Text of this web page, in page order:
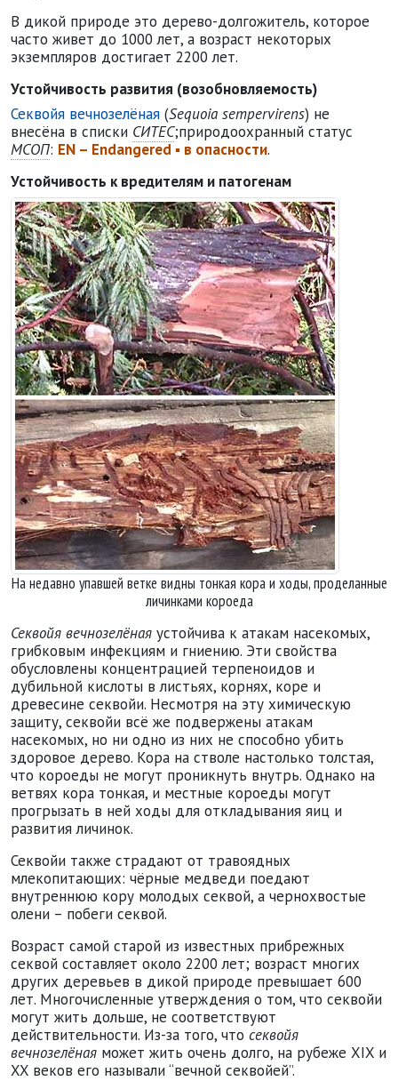
В дикой природе это дерево-долгожитель, которое
часто живет до 1000 лет, а возраст некоторых
экземпляров достигает 2200 лет.
Устойчивость развития (возобновляемость)
Секвойя вечнозелёная (Sequoia sempervirens) не
внесёна в списки СИТЕС;природоохранный статус
МСОП: EN – Endangered ▪ в опасности.
Устойчивость к вредителям и патогенам
На недавно упавшей ветке видны тонкая кора и ходы, проделанные
личинками короеда
Секвойя вечнозелёная устойчива к атакам насекомых,
грибковым инфекциям и гниению. Эти свойства
обусловлены концентрацией терпеноидов и
дубильной кислоты в листьях, корнях, коре и
древесине секвойи. Несмотря на эту химическую
защиту, секвойи всё же подвержены атакам
насекомых, но ни одно из них не способно убить
здоровое дерево. Кора на стволе настолько толстая,
что короеды не могут проникнуть внутрь. Однако на
ветвях кора тонкая, и местные короеды могут
прогрызать в ней ходы для откладывания яиц и
развития личинок.
Секвойи также страдают от травоядных
млекопитающих: чёрные медведи поедают
внутреннюю кору молодых секвой, а чернохвостые
олени – побеги секвой.
Возраст самой старой из известных прибрежных
секвой составляет около 2200 лет; возраст многих
других деревьев в дикой природе превышает 600
лет. Многочисленные утверждения о том, что секвойи
могут жить дольше, не соответствуют
действительности. Из-за того, что секвойя
вечнозелёная может жить очень долго, на рубеже XIX и
XX веков его называли вечной секвойей.